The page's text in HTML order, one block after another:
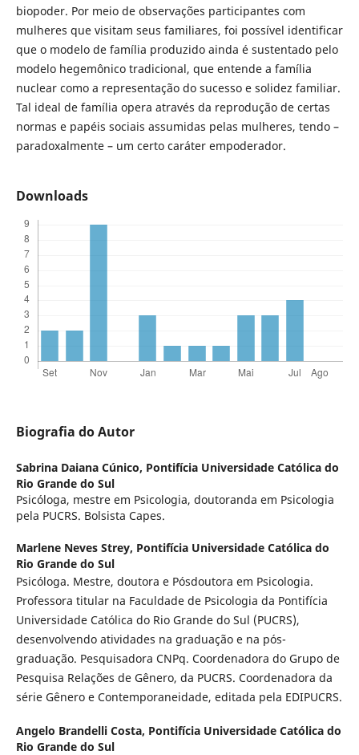
biopoder. Por meio de observações participantes com
mulheres que visitam seus familiares, foi possível identificar
que o modelo de família produzido ainda é sustentado pelo
modelo hegemônico tradicional, que entende a família
nuclear como a representação do sucesso e solidez familiar.
Tal ideal de família opera através da reprodução de certas
normas e papéis sociais assumidas pelas mulheres, tendo –
paradoxalmente – um certo caráter empoderador.
Downloads
Biografia do Autor
Sabrina Daiana Cúnico, Pontifícia Universidade Católica do
Rio Grande do Sul
Psicóloga, mestre em Psicologia, doutoranda em Psicologia
pela PUCRS. Bolsista Capes.
Marlene Neves Strey, Pontifícia Universidade Católica do
Rio Grande do Sul
Psicóloga. Mestre, doutora e Pósdoutora em Psicologia.
Professora titular na Faculdade de Psicologia da Pontifícia
Universidade Católica do Rio Grande do Sul (PUCRS),
desenvolvendo atividades na graduação e na pós-
graduação. Pesquisadora CNPq. Coordenadora do Grupo de
Pesquisa Relações de Gênero, da PUCRS. Coordenadora da
série Gênero e Contemporaneidade, editada pela EDIPUCRS.
Angelo Brandelli Costa, Pontifícia Universidade Católica do
Rio Grande do Sul